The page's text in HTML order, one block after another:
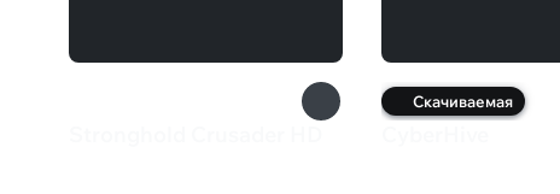
Скачиваемая